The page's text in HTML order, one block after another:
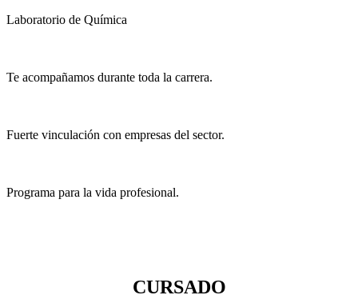
Laboratorio de Química
Te acompañamos durante toda la carrera.
Fuerte vinculación con empresas del sector.
Programa para la vida profesional.
CURSADO